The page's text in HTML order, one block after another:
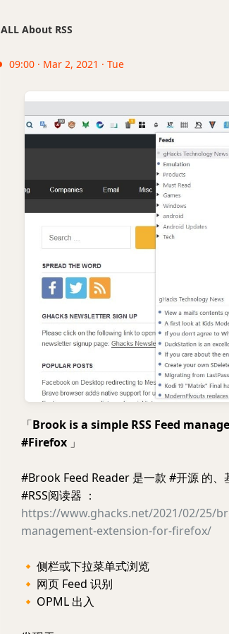
ALL About RSS
09:00 · Mar 2, 2021 · Tue
「Brook is a simple RSS Feed
#Firefox 」
#Brook Feed Reader 是一款 #开源 的、
#RSS阅读器 ：
https://www.ghacks.net/2021/02/25/
management-extension-for-firefox/
🔸 侧栏或下拉菜单式浏览
🔸 网页 Feed 识别
🔸 OPML 出入